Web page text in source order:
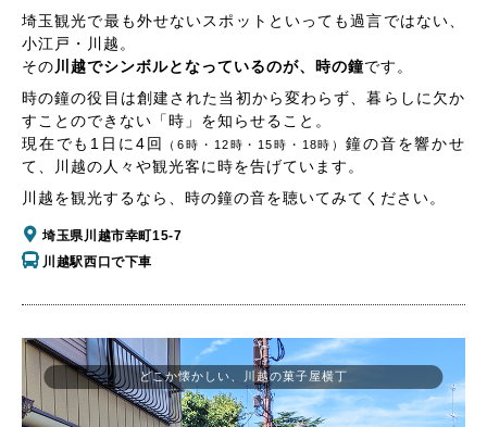
埼玉観光で最も外せないスポットといっても過言ではない、
小江戸・川越。
その川越でシンボルとなっているのが、時の鐘です。
時の鐘の役目は創建された当初から変わらず、暮らしに欠か
すことのできない「時」を知らせること。
現在でも1日に4回
（6時・12時・15時・18時）鐘の音を響かせ
て、川越の人々や観光客に時を告げています。
川越を観光するなら、時の鐘の音を聴いてみてください。
埼玉県川越市幸町15-7
川越駅西口で下車
どこか懐かしい、川越の菓子屋横丁